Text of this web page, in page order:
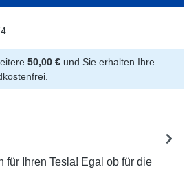
50,00 € und Sie erhalten Ihre
für Ihren Tesla! Egal ob für die